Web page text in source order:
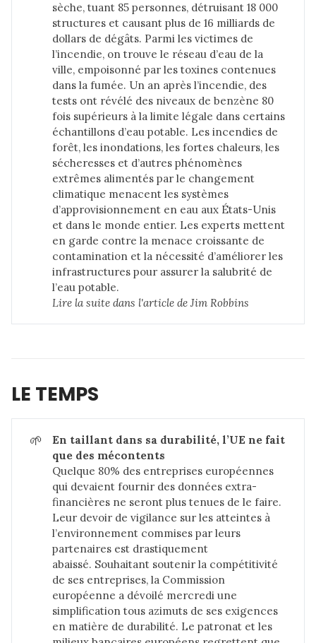
sèche, tuant 85 personnes, détruisant 18 000
structures et causant plus de 16 milliards de
dollars de dégâts. Parmi les victimes de
l’incendie, on trouve le réseau d’eau de la
ville, empoisonné par les toxines contenues
dans la fumée. Un an après l’incendie, des
tests ont révélé des niveaux de benzène 80
fois supérieurs à la limite légale dans certains
échantillons d’eau potable. Les incendies de
forêt, les inondations, les fortes chaleurs, les
sécheresses et d’autres phénomènes
extrêmes alimentés par le changement
climatique menacent les systèmes
d’approvisionnement en eau aux États-Unis
et dans le monde entier. Les experts mettent
en garde contre la menace croissante de
contamination et la nécessité d’améliorer les
infrastructures pour assurer la salubrité de
l’eau potable.
Lire la suite dans l'article de Jim Robbins
LE TEMPS
🌱
En taillant dans sa durabilité, l’UE ne fait
que des mécontents
Quelque 80% des entreprises européennes
qui devaient fournir des données extra-
financières ne seront plus tenues de le faire.
Leur devoir de vigilance sur les atteintes à
l’environnement commises par leurs
partenaires est drastiquement
abaissé. Souhaitant soutenir la compétitivité
de ses entreprises, la Commission
européenne a dévoilé mercredi une
simplification tous azimuts de ses exigences
en matière de durabilité. Le patronat et les